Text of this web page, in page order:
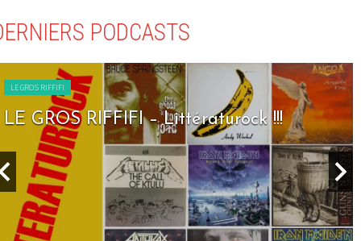
PODCASTS
LE GROS RIFFIFI
LE GROS RIFFIFI – Seven Days To Rock !!!